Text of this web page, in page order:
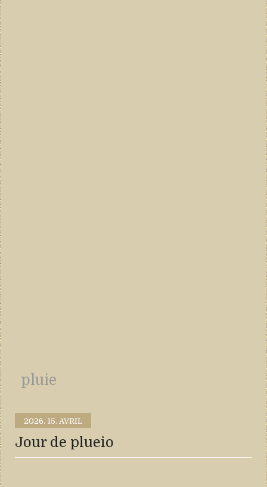
pluie
2026. 15. AVRIL
Jour de plueio